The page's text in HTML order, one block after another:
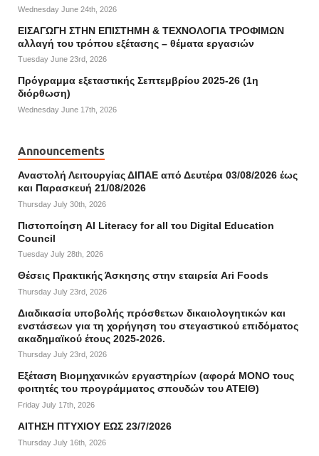
Wednesday June 24th, 2026
ΕΙΣΑΓΩΓΗ ΣΤΗΝ ΕΠΙΣΤΗΜΗ & ΤΕΧΝΟΛΟΓΙΑ ΤΡΟΦΙΜΩΝ
αλλαγή του τρόπου εξέτασης – θέματα εργασιών
Tuesday June 23rd, 2026
Πρόγραμμα εξεταστικής Σεπτεμβρίου 2025-26 (1η
διόρθωση)
Wednesday June 17th, 2026
Announcements
Αναστολή Λειτουργίας ΔΙΠΑΕ από Δευτέρα 03/08/2026 έως
και Παρασκευή 21/08/2026
Thursday July 30th, 2026
Πιστοποίηση AI Literacy for all του Digital Education
Council
Tuesday July 28th, 2026
Θέσεις Πρακτικής Άσκησης στην εταιρεία Ari Foods
Thursday July 23rd, 2026
Διαδικασία υποβολής πρόσθετων δικαιολογητικών και
ενστάσεων για τη χορήγηση του στεγαστικού επιδόματος
ακαδημαϊκού έτους 2025-2026.
Thursday July 23rd, 2026
Εξέταση Βιομηχανικών εργαστηρίων (αφορά ΜΟΝΟ τους
φοιτητές του προγράμματος σπουδών του ΑΤΕΙΘ)
Friday July 17th, 2026
ΑΙΤΗΣΗ ΠΤΥΧΙΟΥ ΕΩΣ 23/7/2026
Thursday July 16th, 2026